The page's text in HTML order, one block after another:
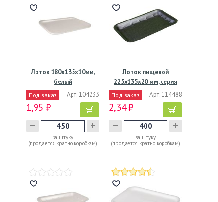
Лоток 180х135х10мм,
белый
Под заказ Арт: 104233
1,95 ₽
за штуку
(продается кратно коробкам)
Лоток пищевой
225х135х20 мм, серия
В-25,…
Под заказ Арт: 114488
2,34 ₽
за штуку
(продается кратно коробкам)